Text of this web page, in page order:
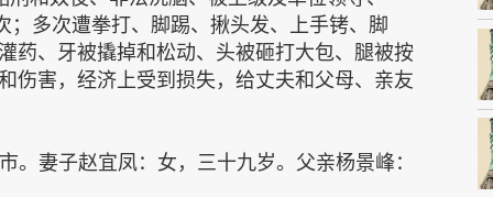
；多次遭拳打、脚踢、揪头发、上手铐、脚
药、牙被撬掉和松动、头被砸打大包、腿被按
伤害，经济上受到损失，给丈夫和父母、亲友
妻子赵宜凤：女，三十九岁。父亲杨景峰：